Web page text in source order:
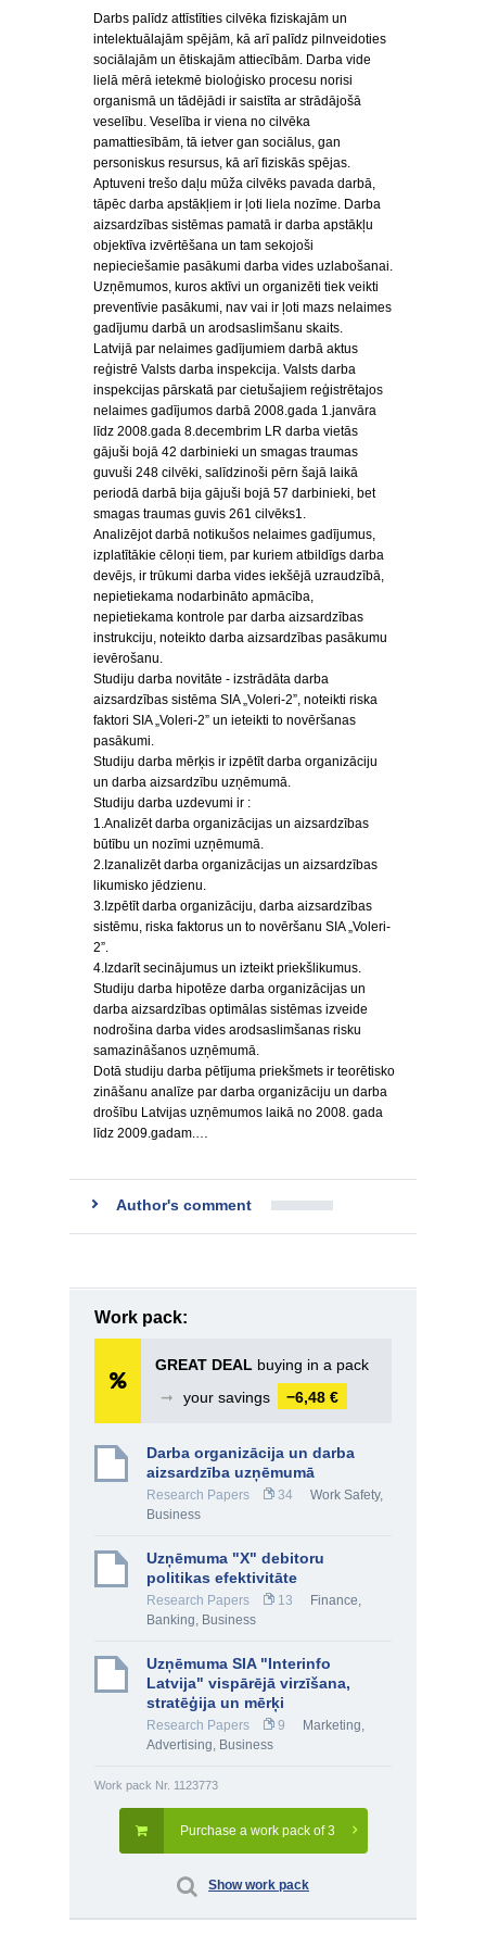
Darbs palīdz attīstīties cilvēka fiziskajām un
intelektuālajām spējām, kā arī palīdz pilnveidoties
sociālajām un ētiskajām attiecībām. Darba vide
lielā mērā ietekmē bioloģisko procesu norisi
organismā un tādējādi ir saistīta ar strādājošā
veselību. Veselība ir viena no cilvēka
pamattiesībām, tā ietver gan sociālus, gan
personiskus resursus, kā arī fiziskās spējas.
Aptuveni trešo daļu mūža cilvēks pavada darbā,
tāpēc darba apstākļiem ir ļoti liela nozīme. Darba
aizsardzības sistēmas pamatā ir darba apstākļu
objektīva izvērtēšana un tam sekojoši
nepieciešamie pasākumi darba vides uzlabošanai.
Uzņēmumos, kuros aktīvi un organizēti tiek veikti
preventīvie pasākumi, nav vai ir ļoti mazs nelaimes
gadījumu darbā un arodsaslimšanu skaits.
Latvijā par nelaimes gadījumiem darbā aktus
reģistrē Valsts darba inspekcija. Valsts darba
inspekcijas pārskatā par cietušajiem reģistrētajos
nelaimes gadījumos darbā 2008.gada 1.janvāra
līdz 2008.gada 8.decembrim LR darba vietās
gājuši bojā 42 darbinieki un smagas traumas
guvuši 248 cilvēki, salīdzinoši pērn šajā laikā
periodā darbā bija gājuši bojā 57 darbinieki, bet
smagas traumas guvis 261 cilvēks1.
Analizējot darbā notikušos nelaimes gadījumus,
izplatītākie cēloņi tiem, par kuriem atbildīgs darba
devējs, ir trūkumi darba vides iekšējā uzraudzībā,
nepietiekama nodarbināto apmācība,
nepietiekama kontrole par darba aizsardzības
instrukciju, noteikto darba aizsardzības pasākumu
ievērošanu.
Studiju darba novitāte - izstrādāta darba
aizsardzības sistēma SIA „Voleri-2”, noteikti riska
faktori SIA „Voleri-2” un ieteikti to novēršanas
pasākumi.
Studiju darba mērķis ir izpētīt darba organizāciju
un darba aizsardzību uzņēmumā.
Studiju darba uzdevumi ir :
1.Analizēt darba organizācijas un aizsardzības
būtību un nozīmi uzņēmumā.
2.Izanalizēt darba organizācijas un aizsardzības
likumisko jēdzienu.
3.Izpētīt darba organizāciju, darba aizsardzības
sistēmu, riska faktorus un to novēršanu SIA „Voleri-
2”.
4.Izdarīt secinājumus un izteikt priekšlikumus.
Studiju darba hipotēze darba organizācijas un
darba aizsardzības optimālas sistēmas izveide
nodrošina darba vides arodsaslimšanas risku
samazināšanos uzņēmumā.
Dotā studiju darba pētījuma priekšmets ir teorētisko
zināšanu analīze par darba organizāciju un darba
drošību Latvijas uzņēmumos laikā no 2008. gada
līdz 2009.gadam.…
Author's comment
Work pack:
GREAT DEAL buying in a pack
➞
your savings −6,48 €
Darba organizācija un darba
aizsardzība uzņēmumā
Research Papers 34 Work Safety,
Business
Uzņēmuma "X" debitoru
politikas efektivitāte
Research Papers 13
Finance,
Banking, Business
Uzņēmuma SIA "Interinfo
Latvija" vispārējā virzīšana,
stratēģija un mērķi
Research Papers 9
Marketing,
Advertising, Business
Work pack Nr. 1123773
Purchase a work pack of 3
Show work pack